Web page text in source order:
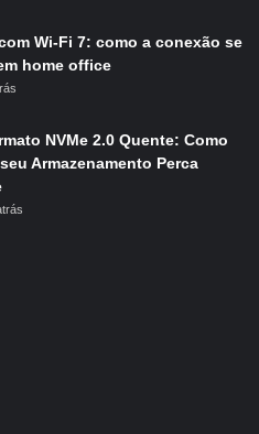
Wi-Fi 7: como a conexão se
home office
NVMe 2.0 Quente: Como
Armazenamento Perca